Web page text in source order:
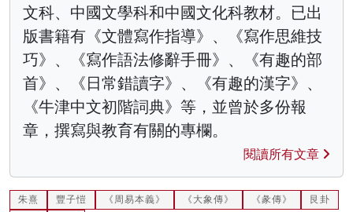
文科、中國文學科和中國文化科教材。已出
版書籍有《文體寫作指導》、《寫作思維技
巧》、《寫作語法修辭手冊》、《有趣的部
首》、《日常錯讀字》、《有趣的漢字》、
《牛津中文初階詞典》等，並曾於多份報
章，撰寫與教育有關的專欄。
閱讀所有文章
朱熹 豐子愷 《周易本義》 《大象傳》 《彖傳》
艮卦